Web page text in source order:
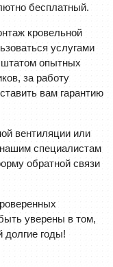
бесплатный.
кровельной
услугами
опытных
за работу
вам гарантию
вентиляции или
специалистам
обратной связи
уверены в том,
долгие годы!